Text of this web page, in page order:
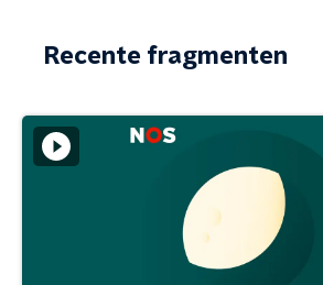
Recente fragmenten